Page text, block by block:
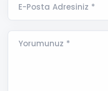
E-Posta Adresiniz *
Yorumunuz *